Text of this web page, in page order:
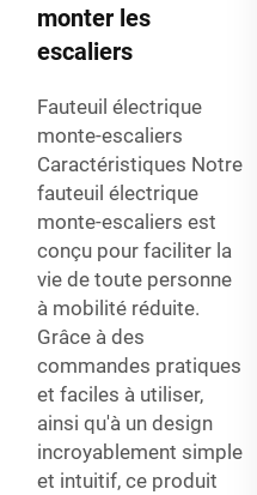
monter les
escaliers
Fauteuil électrique
monte-escaliers
Caractéristiques Notre
fauteuil électrique
monte-escaliers est
conçu pour faciliter la
vie de toute personne
à mobilité réduite.
Grâce à des
commandes pratiques
et faciles à utiliser,
ainsi qu'à un design
incroyablement simple
et intuitif, ce produit